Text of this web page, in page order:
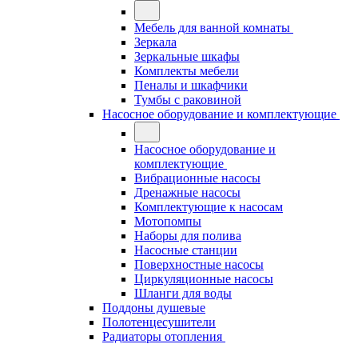
Мебель для ванной комнаты
Зеркала
Зеркальные шкафы
Комплекты мебели
Пеналы и шкафчики
Тумбы с раковиной
Насосное оборудование и комплектующие
Насосное оборудование и
комплектующие
Вибрационные насосы
Дренажные насосы
Комплектующие к насосам
Мотопомпы
Наборы для полива
Насосные станции
Поверхностные насосы
Циркуляционные насосы
Шланги для воды
Поддоны душевые
Полотенцесушители
Радиаторы отопления